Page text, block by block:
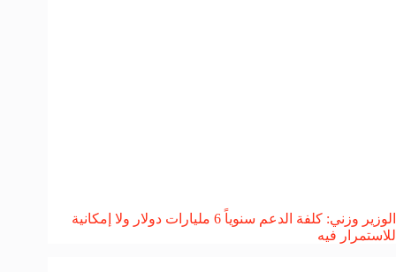
الوزير وزني: كلفة الدعم سنوياً 6 مليارات دولار ولا إمكانية
للاستمرار فيه